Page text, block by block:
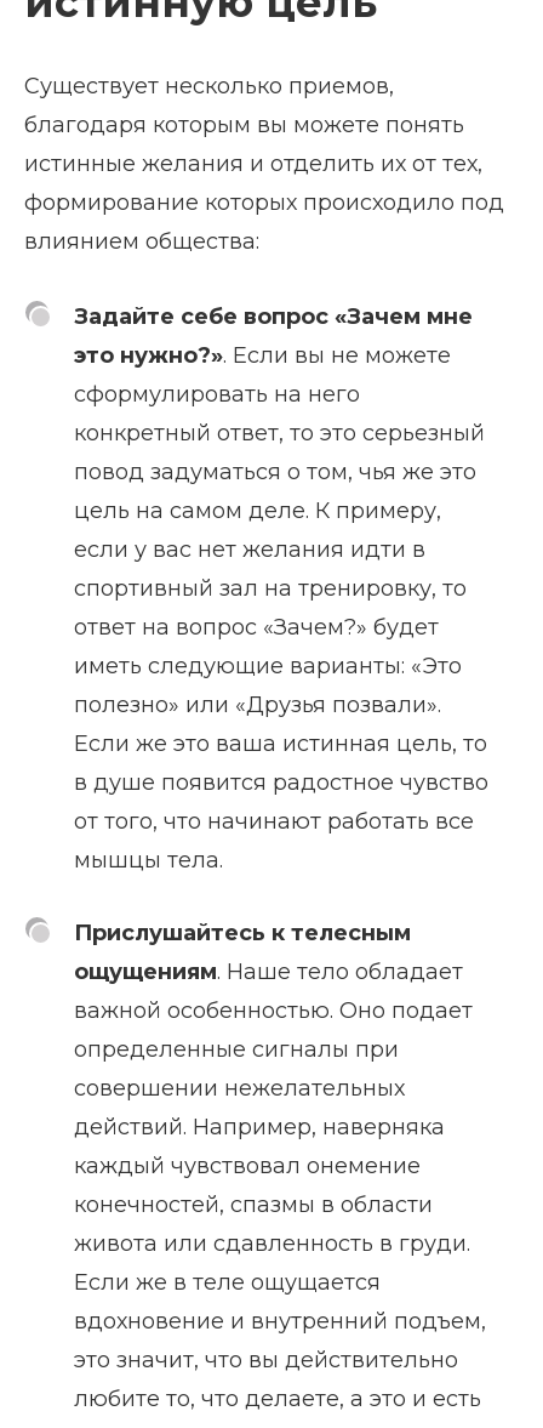
Существует несколько приемов,
благодаря которым вы можете понять
истинные желания и отделить их от тех,
формирование которых происходило под
влиянием общества:
Задайте себе вопрос «Зачем мне
это нужно?». Если вы не можете
сформулировать на него
конкретный ответ, то это серьезный
повод задуматься о том, чья же это
цель на самом деле. К примеру,
если у вас нет желания идти в
спортивный зал на тренировку, то
ответ на вопрос «Зачем?» будет
иметь следующие варианты: «Это
полезно» или «Друзья позвали».
Если же это ваша истинная цель, то
в душе появится радостное чувство
от того, что начинают работать все
мышцы тела.
Прислушайтесь к телесным
ощущениям. Наше тело обладает
важной особенностью. Оно подает
определенные сигналы при
совершении нежелательных
действий. Например, наверняка
каждый чувствовал онемение
конечностей, спазмы в области
живота или сдавленность в груди.
Если же в теле ощущается
вдохновение и внутренний подъем,
это значит, что вы действительно
любите то, что делаете, а это и есть